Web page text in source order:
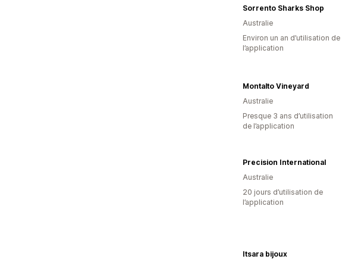
Sorrento Sharks Shop
Australie
Environ un an d’utilisation de
l’application
Montalto Vineyard
Australie
Presque 3 ans d’utilisation
de l’application
Precision International
Australie
20 jours d’utilisation de
l’application
Itsara bijoux